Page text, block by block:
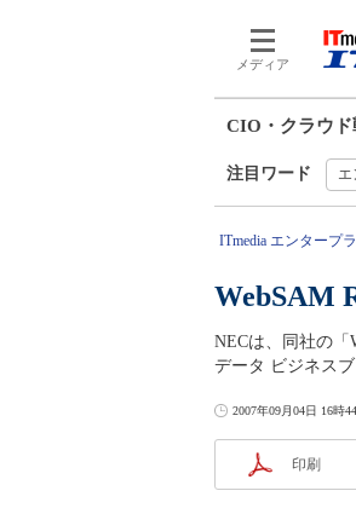
メディア
CIO・クラウド
注目ワード
ITmedia エンタープ
WebSAM
NECは、同社の「
データ ビジネス
2007年09月04日 16時
印刷